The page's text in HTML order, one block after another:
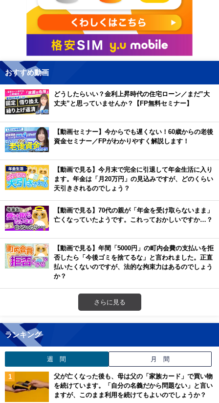
おすすめ動画
どうしたらいい？金利上昇時代の住宅ローン／まだ”大
丈夫”と思っていませんか？【FP無料セミナー】
【動画セミナー】今からでも遅くない！60歳からの老後
資金セミナー／FPがわかりやすく解説します！
【動画で見る】今月末で完全に引退して年金生活に入り
ます。年金は「月20万円」の見込みですが、どのくらい
天引きされるのでしょう？
【動画で見る】70代の親が「年金を受け取らないまま」
亡くなっていたようです。これっておかしいですか…？
【動画で見る】年間「5000円」の町内会費の支払いを拒
否したら「今後ゴミを捨てるな」と言われました。正直
払いたくないのですが、法的な拘束力はあるのでしょう
か？
さらに見る
ランキング
週 間 月 間
父が亡くなった後も、母は父の「家族カード」で買い物
を続けています。「自分の名義だから問題ない」と言い
ますが、このまま利用を続けてもよいのでしょうか？